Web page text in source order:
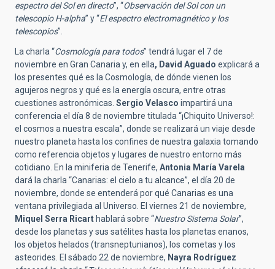
espectro del Sol en directo”, “Observación del Sol con un
telescopio H-alpha” y “El espectro electromagnético y los
telescopios”.
La charla “Cosmología para todos” tendrá lugar el 7 de
noviembre en Gran Canaria y, en ella, David Aguado explicará a
los presentes qué es la Cosmología, de dónde vienen los
agujeros negros y qué es la energía oscura, entre otras
cuestiones astronómicas. Sergio Velasco impartirá una
conferencia el día 8 de noviembre titulada “¡Chiquito Universo!:
el cosmos a nuestra escala”, donde se realizará un viaje desde
nuestro planeta hasta los confines de nuestra galaxia tomando
como referencia objetos y lugares de nuestro entorno más
cotidiano. En la miniferia de Tenerife, Antonia María Varela
dará la charla “Canarias: el cielo a tu alcance”, el día 20 de
noviembre, donde se entenderá por qué Canarias es una
ventana privilegiada al Universo. El viernes 21 de noviembre,
Miquel Serra Ricart hablará sobre “Nuestro Sistema Solar”,
desde los planetas y sus satélites hasta los planetas enanos,
los objetos helados (transneptunianos), los cometas y los
asteorides. El sábado 22 de noviembre, Nayra Rodríguez